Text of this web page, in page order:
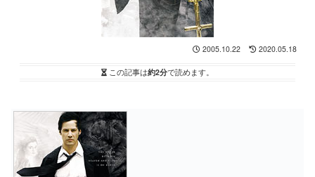
2005.10.22 2020.05.18
この記事は約2分で読めます。